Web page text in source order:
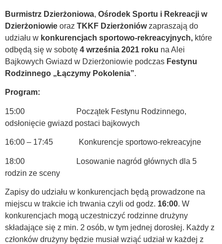
Burmistrz Dzierżoniowa, Ośrodek Sportu i Rekreacji w
Dzierżoniowie oraz TKKF Dzierżoniówzapraszają do
udziału w konkurencjach sportowo-rekreacyjnych, które
odbędą się w sobotę 4 września 2021 roku na Alei
Bajkowych Gwiazd w Dzierżoniowie podczas Festynu
Rodzinnego „Łączymy Pokolenia”.
Program:
15:00 Początek Festynu Rodzinnego,
odsłonięcie gwiazd postaci bajkowych
16:00 – 17:45 Konkurencje sportowo-rekreacyjne
18:00 Losowanie nagród głównych dla 5
rodzin ze sceny
Zapisy do udziału w konkurencjach będą prowadzone na
miejscu w trakcie ich trwania czyli od godz. 16:00. W
konkurencjach mogą uczestniczyć rodzinne drużyny
składające się z min. 2 osób, w tym jednej dorosłej. Każdy z
członków drużyny będzie musiał wziąć udział w każdej z